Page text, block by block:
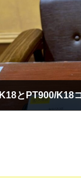
K18とPT900/K18